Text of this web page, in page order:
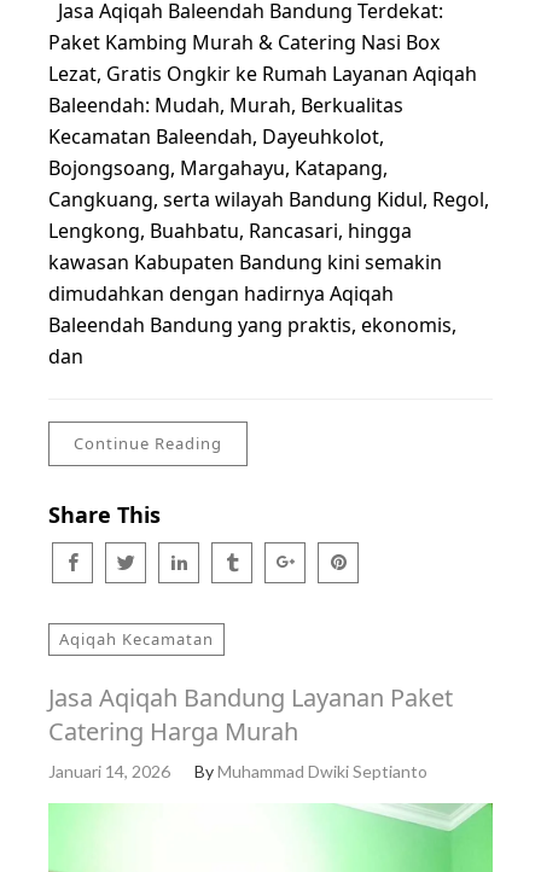
Jasa Aqiqah Baleendah Bandung Terdekat:
Paket Kambing Murah & Catering Nasi Box
Lezat, Gratis Ongkir ke Rumah Layanan Aqiqah
Baleendah: Mudah, Murah, Berkualitas
Kecamatan Baleendah, Dayeuhkolot,
Bojongsoang, Margahayu, Katapang,
Cangkuang, serta wilayah Bandung Kidul, Regol,
Lengkong, Buahbatu, Rancasari, hingga
kawasan Kabupaten Bandung kini semakin
dimudahkan dengan hadirnya Aqiqah
Baleendah Bandung yang praktis, ekonomis,
dan
Continue Reading
Share This
Aqiqah Kecamatan
Jasa Aqiqah Bandung Layanan Paket
Catering Harga Murah
Januari 14, 2026 ByMuhammad Dwiki Septianto